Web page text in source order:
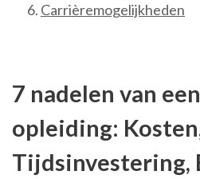
Carrièremogelijkheden
7 nadelen van
opleiding:
Tijdsinvestering,